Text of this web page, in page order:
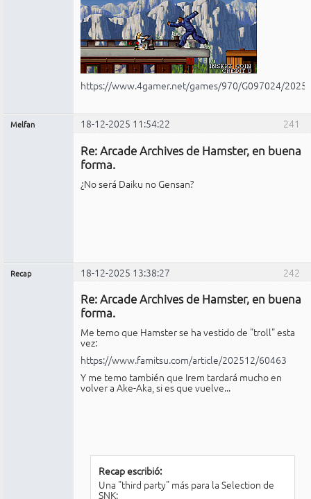
https://www.4gamer.net/games/970/G097024/
241
Melfan 18-12-2025 11:54:22
Re: Arcade Archives de Hamster, en buena
forma.
¿No será Daiku no Gensan?
242
Recap 18-12-2025 13:38:27
Re: Arcade Archives de Hamster, en buena
forma.
Me temo que Hamster se ha vestido de "troll" esta
vez:
https://www.famitsu.com/article/202512/60463
Y me temo también que Irem tardará mucho en
volver a Ake-Aka, si es que vuelve...
Recap escribió:
Una "third party" más para la Selection de
SNK: